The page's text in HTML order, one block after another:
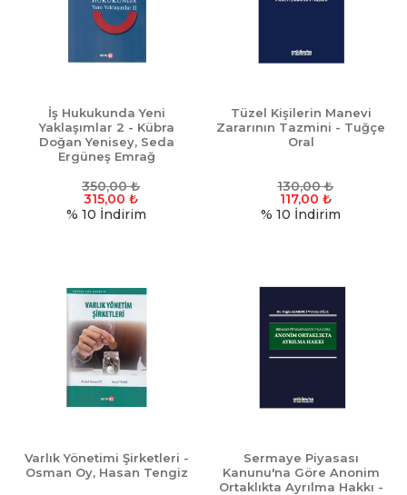
İş Hukukunda Yeni
Yaklaşımlar 2 - Kübra
Doğan Yenisey, Seda
Ergüneş Emrağ
350,00₺
315,00 ₺
% 10 İndirim
Tüzel Kişilerin Manevi
Zararının Tazmini - Tuğçe
Oral
130,00₺
117,00 ₺
% 10 İndirim
Varlık Yönetimi Şirketleri -
Osman Oy, Hasan Tengiz
Sermaye Piyasası
Kanunu'na Göre Anonim
Ortaklıkta Ayrılma Hakkı -